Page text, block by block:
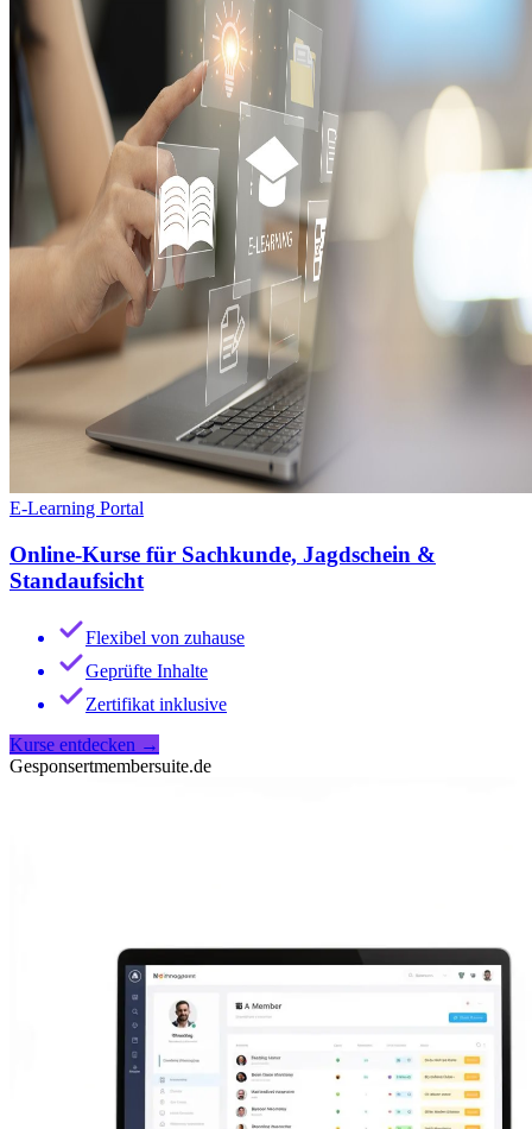
E-Learning Portal
Online-Kurse für Sachkunde, Jagdschein &
Standaufsicht
Flexibel von zuhause
Geprüfte Inhalte
Zertifikat inklusive
Kurse entdecken →
Gesponsertmembersuite.de